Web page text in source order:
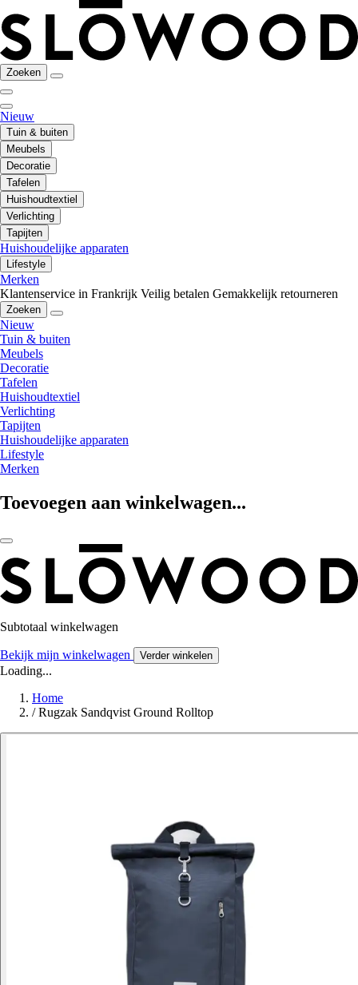
Zoeken
Nieuw
Tuin & buiten
Meubels
Decoratie
Tafelen
Huishoudtextiel
Verlichting
Tapijten
Huishoudelijke apparaten
Lifestyle
Merken
Klantenservice in Frankrijk Veilig betalen Gemakkelijk retourneren
Zoeken
Nieuw
Tuin & buiten
Meubels
Decoratie
Tafelen
Huishoudtextiel
Verlichting
Tapijten
Huishoudelijke apparaten
Lifestyle
Merken
Toevoegen aan winkelwagen...
Subtotaal winkelwagen
Bekijk mijn winkelwagen Verder winkelen
Loading...
Home
/ Rugzak Sandqvist Ground Rolltop